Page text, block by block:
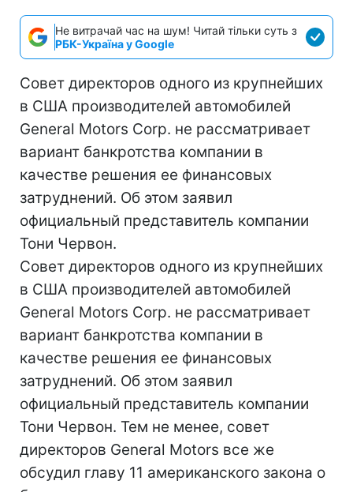
Не витрачай час на шум! Читай тільки суть з
РБК-Україна у Google
Совет директоров одного из крупнейших
в США производителей автомобилей
General Motors Corp. не рассматривает
вариант банкротства компании в
качестве решения ее финансовых
затруднений. Об этом заявил
официальный представитель компании
Тони Червон.
Совет директоров одного из крупнейших
в США производителей автомобилей
General Motors Corp. не рассматривает
вариант банкротства компании в
качестве решения ее финансовых
затруднений. Об этом заявил
официальный представитель компании
Тони Червон. Тем не менее, совет
директоров General Motors все же
обсудил главу 11 американского закона о